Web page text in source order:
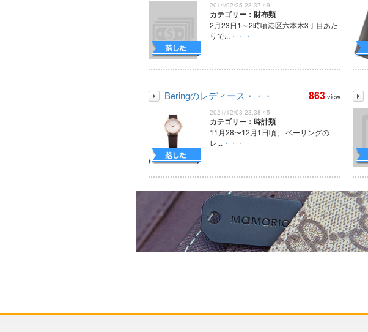
2014/02/25 23:37:49
カテゴリー：財布類
2月23日1～2時頃港区六本木3丁目あた
りで... ・・・
Beringのレディース・・・ 863view
2021/12/03 23:38:45
カテゴリー：時計類
11月28〜12月1日頃、 ベーリングの
レ... ・・・